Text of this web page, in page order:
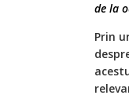
de la
Prin